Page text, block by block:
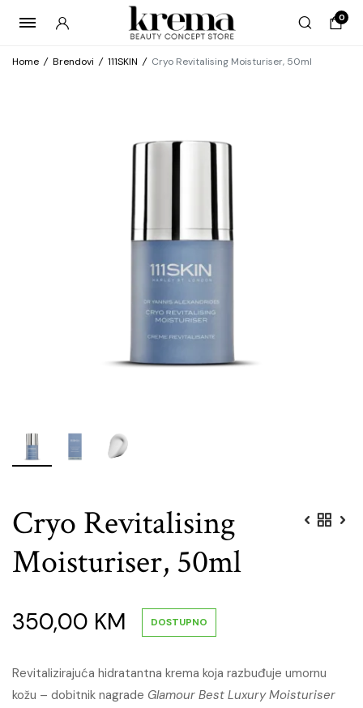
0
Home / Brendovi / 111SKIN / Cryo Revitalising Moisturiser, 50ml
Cryo Revitalising
Moisturiser, 50ml
350,00 KM DOSTUPNO
Revitalizirajuća hidratantna krema koja razbuđuje umornu
kožu – dobitnik nagrade Glamour Best Luxury Moisturiser